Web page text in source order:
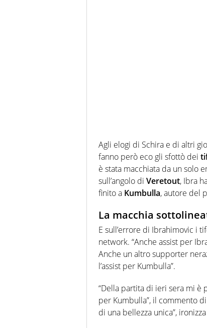
Agli elogi di Schira e di altri
fanno però eco gli sfottò dei
è stata macchiata da un solo
sull’angolo di Veretout, Ibra
finito a Kumbulla, autore del
La macchia
E sull’errore di Ibrahimovic i
network. “Anche assist per
Anche un altro supporter
l’assist per Kumbulla”.
“Della partita di ieri sera mi è
per Kumbulla”, il commento
di una bellezza unica”,